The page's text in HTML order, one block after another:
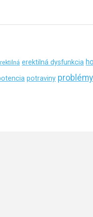
erektilná dysfunkcia
potraviny problémy